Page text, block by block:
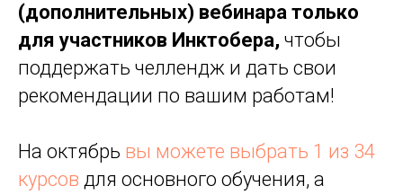
(дополнительных) вебинара только
для участников Инктобера, чтобы
поддержать челлендж и дать свои
рекомендации по вашим работам!
На октябрь вы можете выбрать 1 из 34
курсов для основного обучения, а